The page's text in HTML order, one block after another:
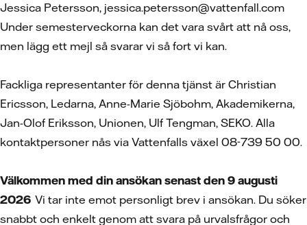
Jessica Petersson, jessica.petersson@vattenfall.com
Under semesterveckorna kan det vara svårt att nå oss,
men lägg ett mejl så svarar vi så fort vi kan.
Fackliga representanter för denna tjänst är Christian
Ericsson, Ledarna, Anne-Marie Sjöbohm, Akademikerna,
Jan-Olof Eriksson, Unionen, Ulf Tengman, SEKO. Alla
kontaktpersoner nås via Vattenfalls växel 08-739 50 00.
Välkommen med din ansökan senast den 9 augusti
2026 Vi tar inte emot personligt brev i ansökan. Du söker
snabbt och enkelt genom att svara på urvalsfrågor och